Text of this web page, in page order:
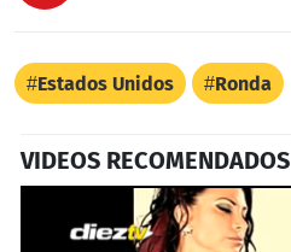
Estados Unidos Ronda
VIDEOS RECOMENDADOS